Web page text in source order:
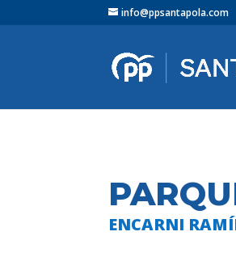
info@ppsantapola.com
ENCARNI